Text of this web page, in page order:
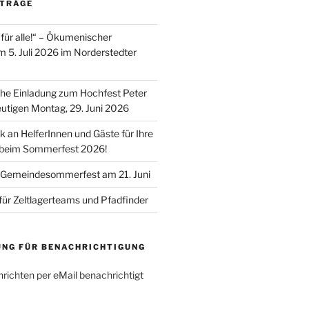
alle!“ – Ökumenischer
5. Juli 2026 im Norderstedter
Einladung zum Hochfest Peter
Montag, 29. Juni 2026
an HelferInnen und Gäste für Ihre
Sommerfest 2026!
am 21. Juni
Zeltlagerteams und Pfadfinder
FÜR BENACHRICHTIGUNG
per eMail benachrichtigt